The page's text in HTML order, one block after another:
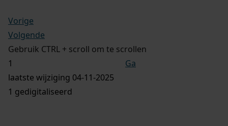
Vorige
Volgende
Gebruik CTRL + scroll om te scrollen
Ga
laatste wijziging 04-11-2025
1 gedigitaliseerd